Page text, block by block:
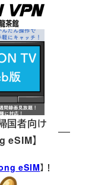
国者向け
eSIM】
eSIM】！